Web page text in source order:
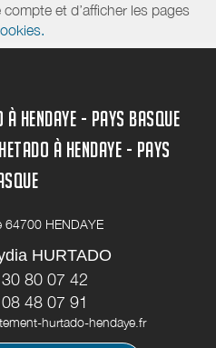
et d’afficher les pages
À HENDAYE - PAYS BASQUE
À HENDAYE - PAYS
64700 HENDAYE
HURTADO
80 07 42
48 07 91
hurtado-hendaye.fr